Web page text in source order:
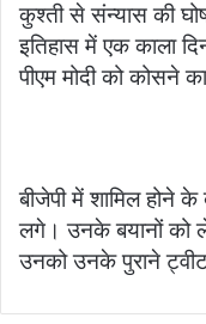
कुश्ती से संन्यास की
इतिहास में एक काला
पीएम मोदी को कोसने
बीजेपी में शामिल होने
लगे। उनके बयानों
उनको उनके पुराने ट्वीट